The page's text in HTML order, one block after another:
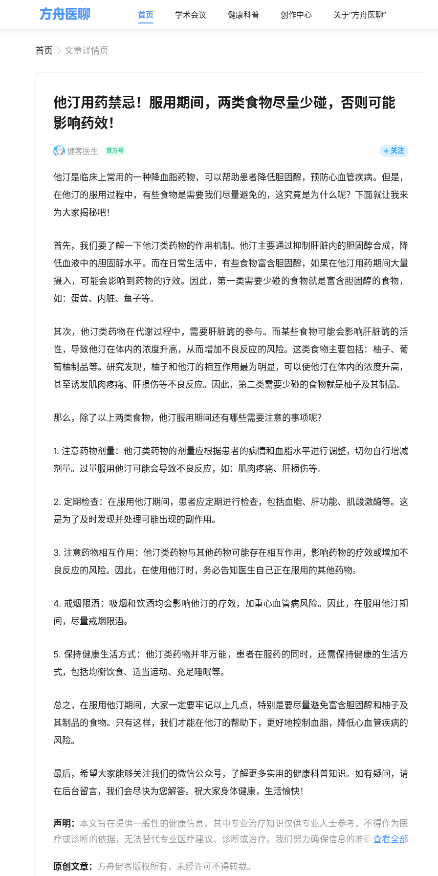
首页 学术会议 健康科普 创作中心 关于“方舟医聊”
首页 文章详情页
他汀用药禁忌！服用期间，两类食物尽量少碰，否则可能
影响药效！
健客医生 官方号 关注
他汀是临床上常用的一种降血脂药物，可以帮助患者降低胆固醇，预防心血管疾病。但是，
在他汀的服用过程中，有些食物是需要我们尽量避免的，这究竟是为什么呢？下面就让我来
为大家揭秘吧！
首先，我们要了解一下他汀类药物的作用机制。他汀主要通过抑制肝脏内的胆固醇合成，降
低血液中的胆固醇水平。而在日常生活中，有些食物富含胆固醇，如果在他汀用药期间大量
摄入，可能会影响到药物的疗效。因此，第一类需要少碰的食物就是富含胆固醇的食物，
如：蛋黄、内脏、鱼子等。
其次，他汀类药物在代谢过程中，需要肝脏酶的参与。而某些食物可能会影响肝脏酶的活
性，导致他汀在体内的浓度升高，从而增加不良反应的风险。这类食物主要包括：柚子、葡
萄柚制品等。研究发现，柚子和他汀的相互作用最为明显，可以使他汀在体内的浓度升高，
甚至诱发肌肉疼痛、肝损伤等不良反应。因此，第二类需要少碰的食物就是柚子及其制品。
那么，除了以上两类食物，他汀服用期间还有哪些需要注意的事项呢？
1. 注意药物剂量：他汀类药物的剂量应根据患者的病情和血脂水平进行调整，切勿自行增减
剂量。过量服用他汀可能会导致不良反应，如：肌肉疼痛、肝损伤等。
2. 定期检查：在服用他汀期间，患者应定期进行检查，包括血脂、肝功能、肌酸激酶等。这
是为了及时发现并处理可能出现的副作用。
3. 注意药物相互作用：他汀类药物与其他药物可能存在相互作用，影响药物的疗效或增加不
良反应的风险。因此，在使用他汀时，务必告知医生自己正在服用的其他药物。
4. 戒烟限酒：吸烟和饮酒均会影响他汀的疗效，加重心血管病风险。因此，在服用他汀期
间，尽量戒烟限酒。
5. 保持健康生活方式：他汀类药物并非万能，患者在服药的同时，还需保持健康的生活方
式，包括均衡饮食、适当运动、充足睡眠等。
总之，在服用他汀期间，大家一定要牢记以上几点，特别是要尽量避免富含胆固醇和柚子及
其制品的食物。只有这样，我们才能在他汀的帮助下，更好地控制血脂，降低心血管疾病的
风险。
最后，希望大家能够关注我们的微信公众号，了解更多实用的健康科普知识。如有疑问，请
在后台留言，我们会尽快为您解答。祝大家身体健康，生活愉快！
声明： 本文旨在提供一般性的健康信息，其中专业治疗知识仅供专业人士参考，不得作为医
疗或诊断的依据，无法替代专业医疗建议、诊断或治疗。我们努力确保信息的准确性，但本
策时，应咨询合格的医疗专业人员。对于依据本文内容采取的任何行动，本文作者、出版方
查看全部
原创文章： 方舟健客版权所有，未经许可不得转载。